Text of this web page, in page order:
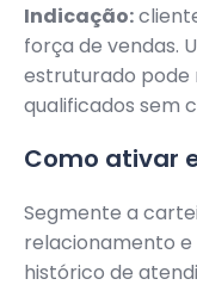
Indicação:
força de vendas.
estruturado pode
qualificados sem
Como ativar
Segmente a
relacionamento e
histórico de